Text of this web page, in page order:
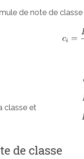
de note de
classe et
de classe